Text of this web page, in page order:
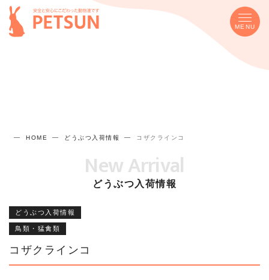
MENU
HOME どうぶつ入荷情報 コザクラインコ
New Arrival
どうぶつ入荷情報
どうぶつ入荷情報
鳥類・猛禽類
コザクラインコ